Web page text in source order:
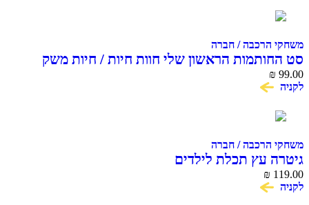
משחקי הרכבה / חברה
סט החותמות הראשון שלי חוות חיות / חיות משק
מליסה ודאג Melissa & Doug
₪ 99.00
לקניה
משחקי הרכבה / חברה
גיטרה עץ תכלת לילדים
₪ 119.00
לקניה